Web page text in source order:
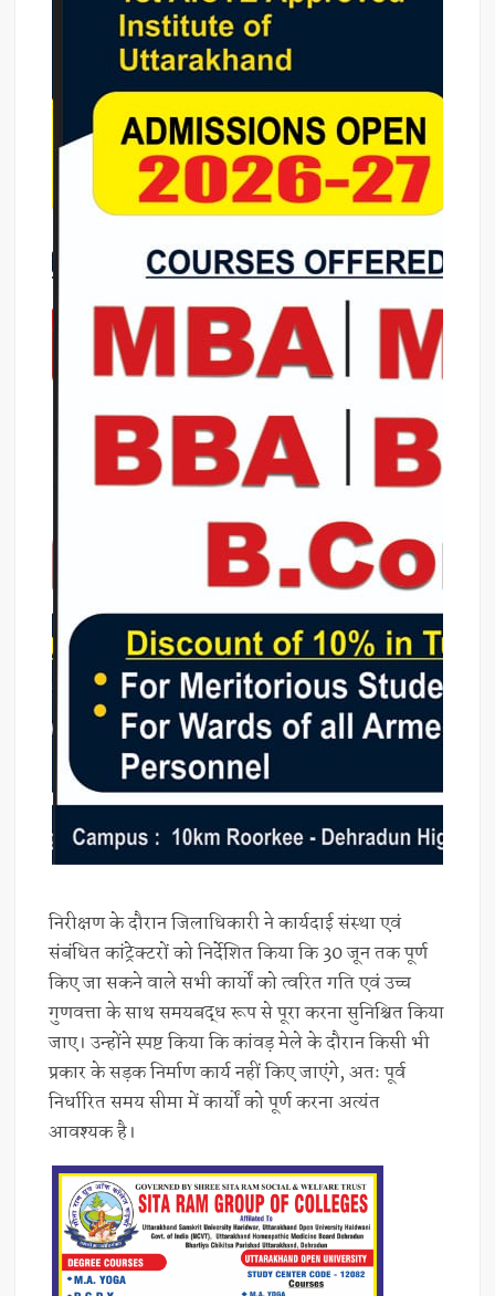
निरीक्षण के दौरान जिलाधिकारी ने कार्यदाई संस्था एवं
संबंधित कांट्रेक्टरों को निर्देशित किया कि 30 जून तक पूर्ण
किए जा सकने वाले सभी कार्यों को त्वरित गति एवं उच्च
गुणवत्ता के साथ समयबद्ध रूप से पूरा करना सुनिश्चित किया
जाए। उन्होंने स्पष्ट किया कि कांवड़ मेले के दौरान किसी भी
प्रकार के सड़क निर्माण कार्य नहीं किए जाएंगे, अतः पूर्व
निर्धारित समय सीमा में कार्यों को पूर्ण करना अत्यंत
आवश्यक है।